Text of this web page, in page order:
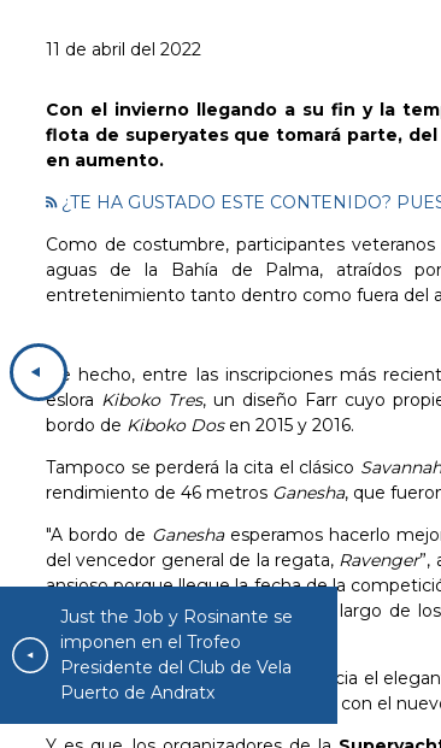
11 de abril del 2022
Con el invierno llegando a su fin y la
flota de superyates que tomará parte,
en aumento.
¿TE HA GUSTADO ESTE CONTENIDO?
Como de costumbre, participantes
aguas de la Bahía de Palma, atraídos
entretenimiento tanto dentro como fuera del
© Sailing Energy
De hecho, entre las inscripciones más
eslora Kiboko Tres, un diseño Farr cuyo
bordo de Kiboko Dosen 2015 y 2016.
Tampoco se perderá la cita el clásico Savannah
rendimiento de 46 metros Ganesha, que
"A bordo de Ganesha esperamos hacerlo
del vencedor general de la regata, Ravenger”,
ansioso porque llegue la fecha de la
tenido una presencia regular a lo largo de
Pamment.
También ha confirmado su asistencia el
la Superyacht Cup en 2019, se alzó con el
Just the Job y Rosinante se
imponen en el Trofeo
Presidente del Club de Vela
Puerto de Andratx